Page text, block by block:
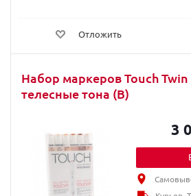
Отложить
Набор маркеров Touch Twin
телесные тона (B)
3